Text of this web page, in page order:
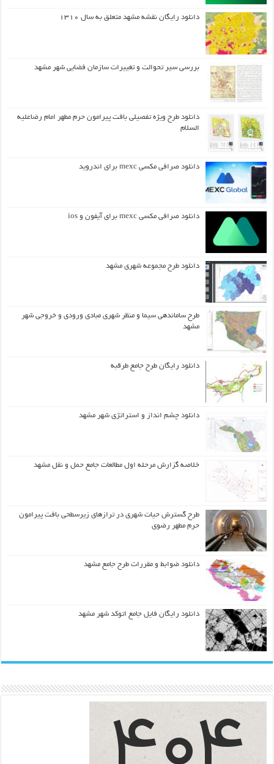
دانلود رایگان نقشه مشهد متعلق به سال ۱۳۱۰
بررسی سیر تحوالت و تغییرات سازمان فضایی شهر مشهد
دانلود طرح ويژه تفصيلي بافت پيرامون حرم مطهر امام رضاعليه
السلام
دانلود صرافی مکسی mexc برای اندروید
دانلود صرافی مکسی mexc برای آیفون و ios
دانلود طرح مجموعه شهری مشهد
طرح ساماندهی سیما و منظر شهری مبادی ورودی و خروجی شهر
مشهد
دانلود رایگان طرح جامع طرقبه
دانلود چشم انداز و استراتژی شهر مشهد
خلاصه گزارش مرحله اول مطالعات جامع حمل و نقل مشهد
طرح گسترش حیات شهري در ترازهاي زیرسطحی بافت پیرامون
حرم مطهر رضوي
دانلود ضوابط و مقررات طرح جامع مشهد
دانلود رایگان فایل جامع اتوکد شهر مشهد